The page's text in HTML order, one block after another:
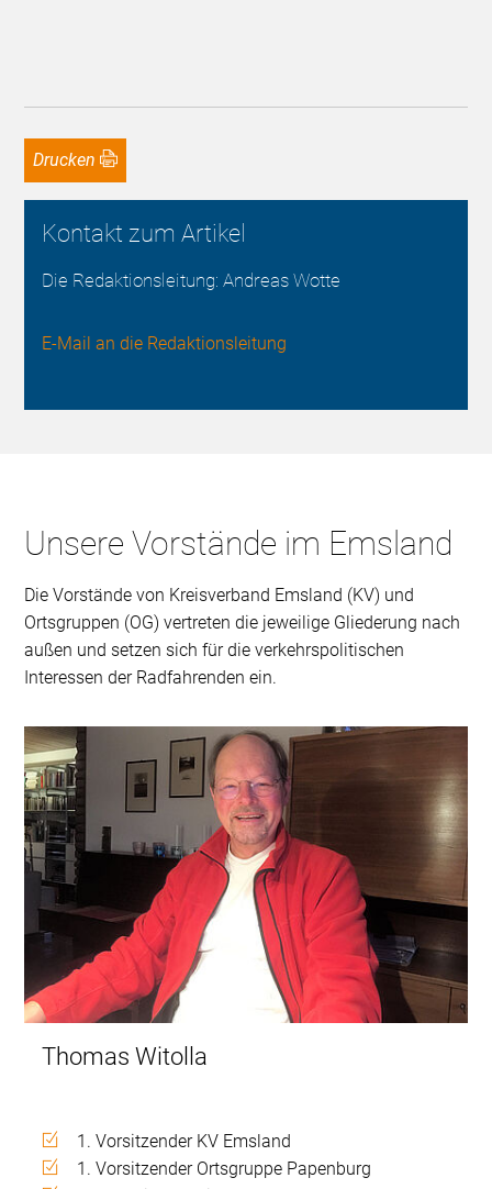
Drucken
Kontakt zum Artikel
Die Redaktionsleitung: Andreas Wotte
E-Mail an die Redaktionsleitung
Unsere Vorstände im Emsland
Die Vorstände von Kreisverband Emsland (KV) und
Ortsgruppen (OG) vertreten die jeweilige Gliederung nach
außen und setzen sich für die verkehrspolitischen
Interessen der Radfahrenden ein.
Thomas Witolla
1. Vorsitzender KV Emsland
1. Vorsitzender Ortsgruppe Papenburg